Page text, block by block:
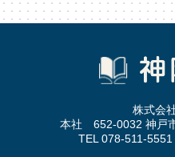
株式会
本社 652-0032 神戸
TEL 078-511-